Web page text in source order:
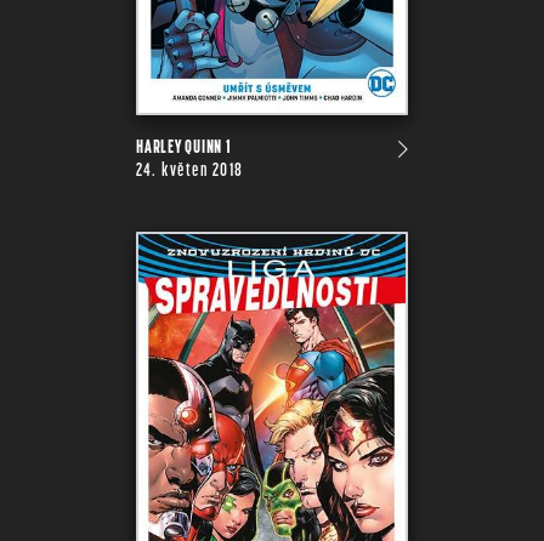
HARLEY QUINN 1
24. květen 2018